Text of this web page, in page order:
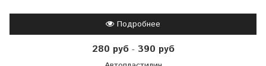
Подробнее
280 руб- 390 руб